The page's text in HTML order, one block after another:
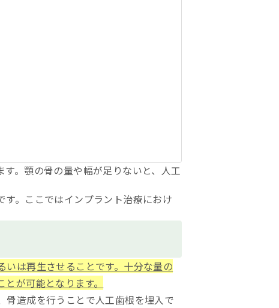
。顎の骨の量や幅が足りないと、人工
。ここではインプラント治療におけ
は再生させることです。十分な量の
が可能となります。
骨造成を行うことで人工歯根を埋入で